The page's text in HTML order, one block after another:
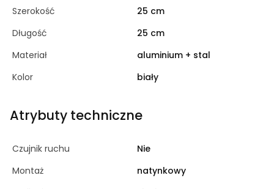
Szerokość
25 cm
Długość
25 cm
Materiał
aluminium + stal
Kolor
biały
Atrybuty techniczne
Czujnik ruchu
Nie
Montaż
natynkowy